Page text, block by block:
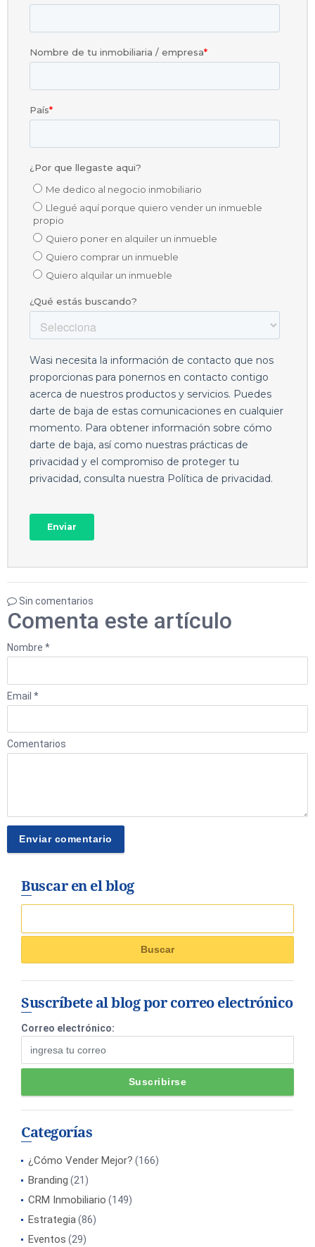
Sin comentarios
Comenta este artículo
Nombre *
Email *
Comentarios
Buscar en el blog
Suscríbete al blog por correo electrónico
Correo electrónico:
Categorías
¿Cómo Vender Mejor? (166)
Branding (21)
CRM Inmobiliario (149)
Estrategia(86)
Eventos (29)